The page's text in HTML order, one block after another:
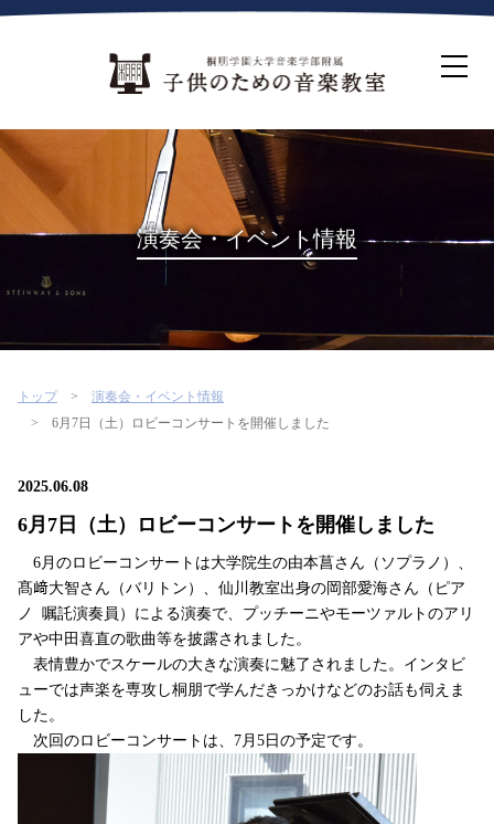
ホーム
生徒募集について
教室案内
コース紹介
概要・沿革
桐朋を選ぶ理由
インタビュー・コラム
よくある質問
演奏会・イベント情報
トップ
演奏会・イベント情報
6月7日（土）ロビーコンサートを開催しました
2025.06.08
6月7日（土）ロビーコンサートを開催しました
6月のロビーコンサートは大学院生の由本菖さん（ソプラノ）、
髙﨑大智さん（バリトン）、仙川教室出身の岡部愛海さん（ピア
ノ 嘱託演奏員）による演奏で、プッチーニやモーツァルトのアリ
アや中田喜直の歌曲等を披露されました。
表情豊かでスケールの大きな演奏に魅了されました。インタビ
ューでは声楽を専攻し桐朋で学んだきっかけなどのお話も伺えま
した。
次回のロビーコンサートは、7月5日の予定です。